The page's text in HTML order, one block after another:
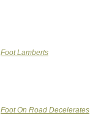
Foot Lamberts
Foot On Road Decelerates